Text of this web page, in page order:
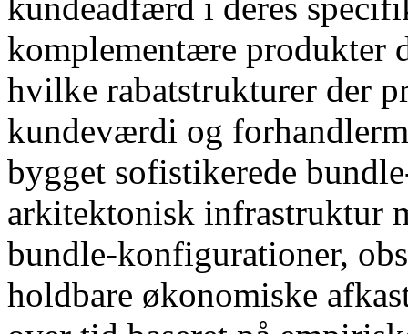
kundeadfærd i deres
komplementære produkter
hvilke rabatstrukturer der
kundeværdi og
bygget sofistikerede
arkitektonisk infrastruktur
bundle-konfigurationer,
holdbare økonomiske